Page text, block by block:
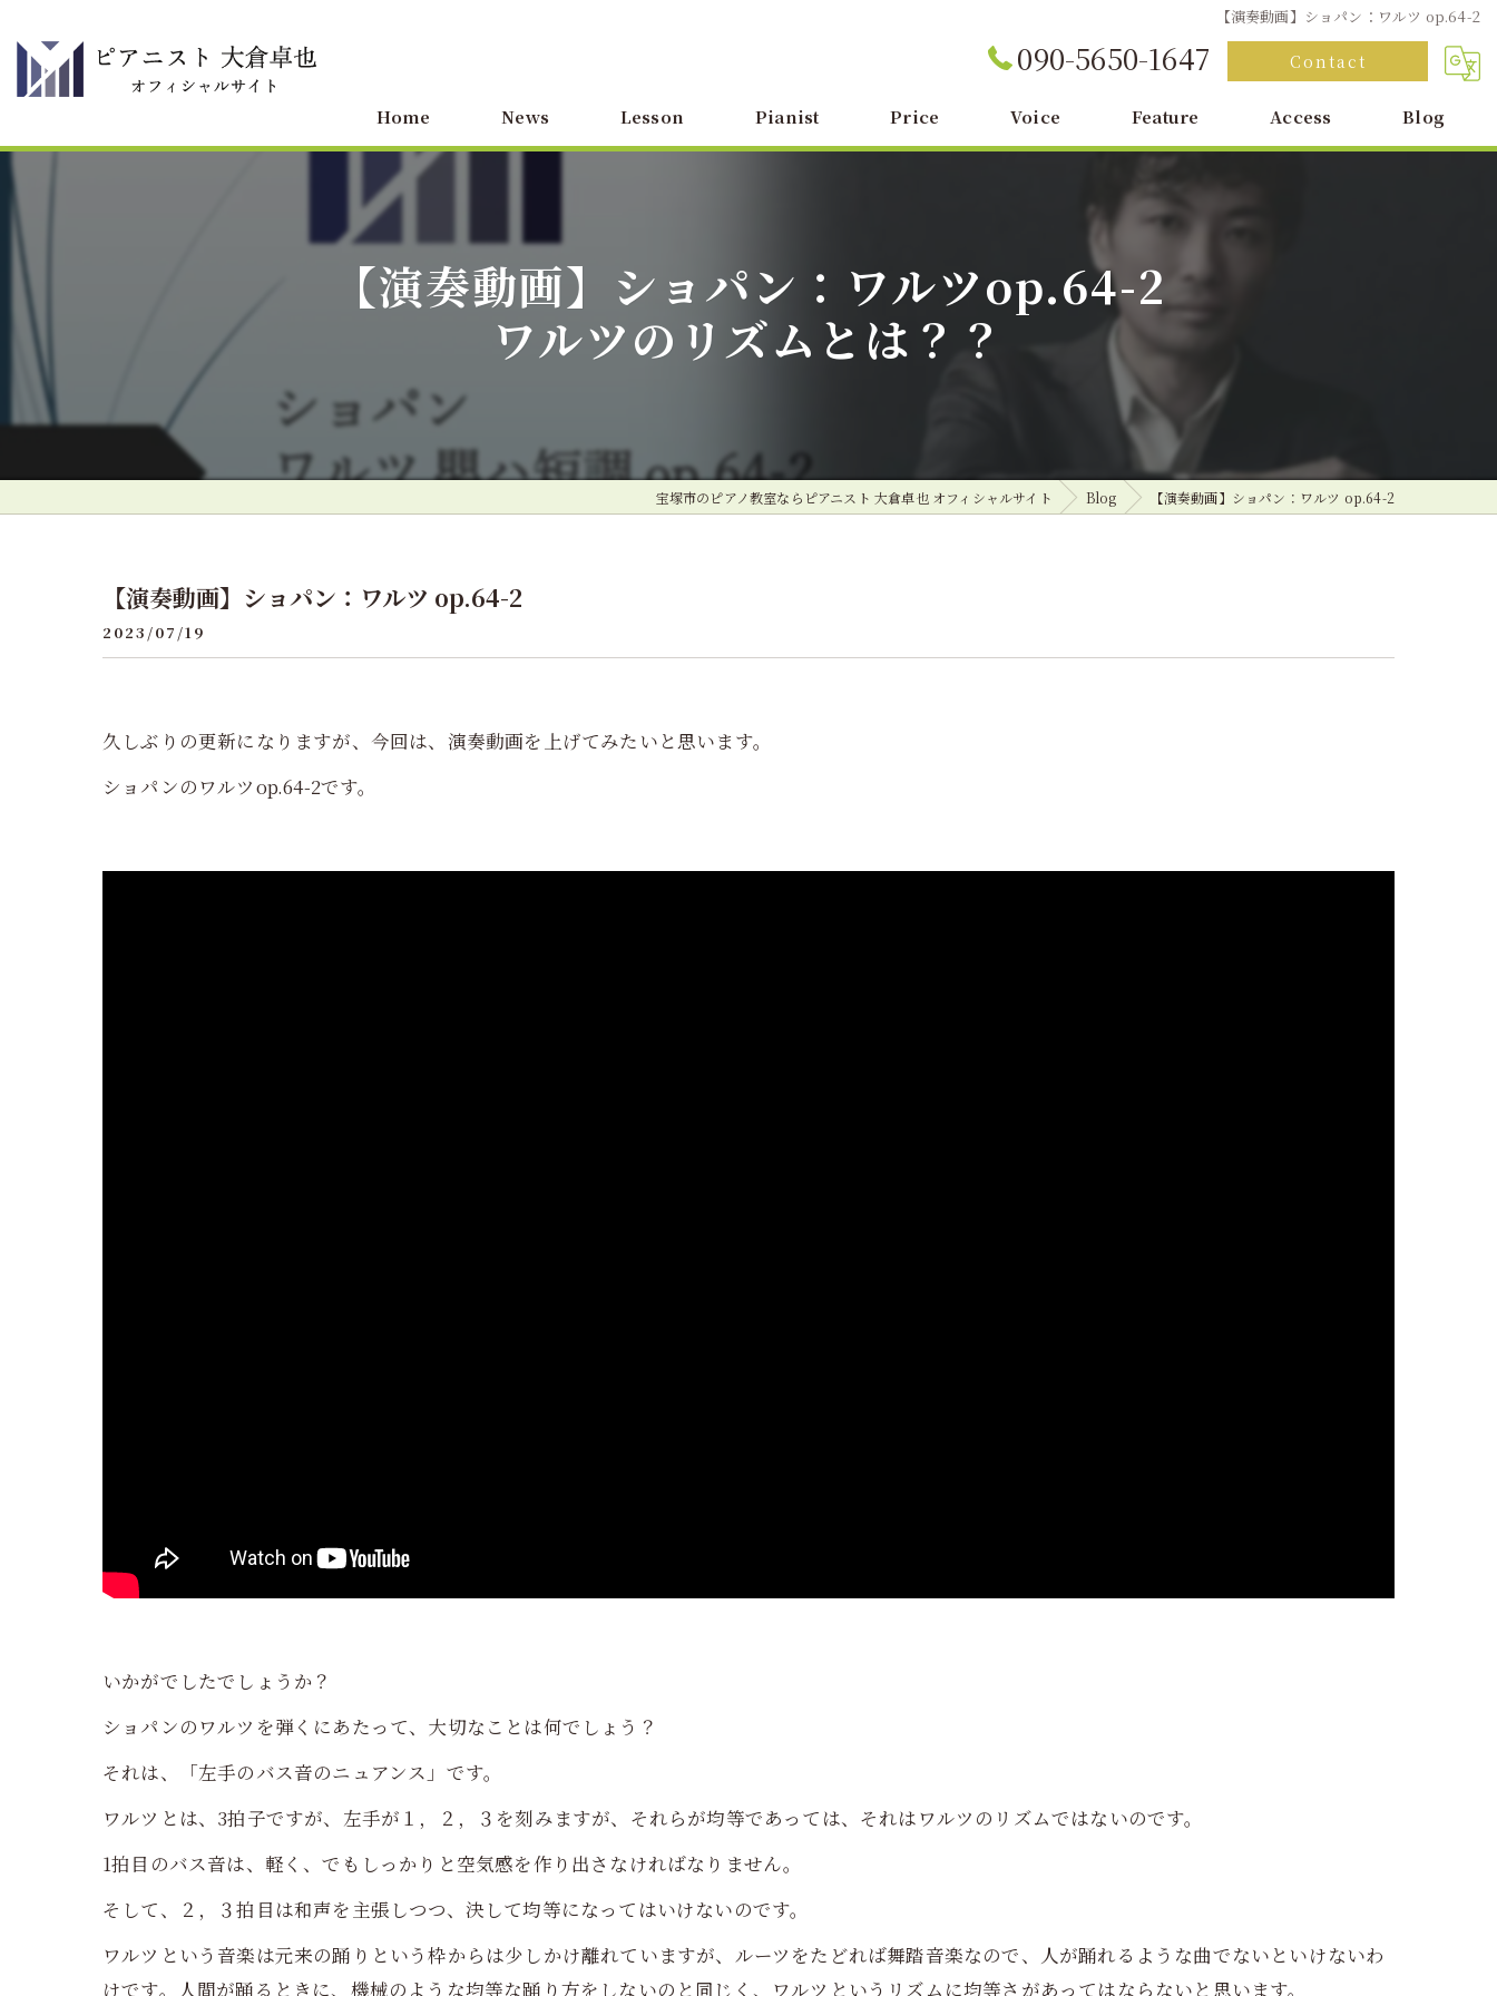
【演奏動画】ショパン：ワルツ op.64-2
090-5650-1647 Contact
Home News Lesson Pianist Price Voice Feature
レッスン
出張
大倉卓也
Access Blog
【演奏動画】ショパン：ワルツop.64-2
ワルツのリズムとは？？
宝塚市のピアノ教室ならピアニスト 大倉卓也 オフィシャルサイト Blog 【演奏動画】ショパン：ワルツ op.64-2
【演奏動画】ショパン：ワルツ op.64-2
2023/07/19
久しぶりの更新になりますが、今回は、演奏動画を上げてみたいと思います。
ショパンのワルツop.64-2です。
いかがでしたでしょうか？
ショパンのワルツを弾くにあたって、大切なことは何でしょう？
それは、「左手のバス音のニュアンス」です。
ワルツとは、3拍子ですが、左手が１，２，３を刻みますが、それらが均等であっては、それはワルツのリズムではないのです。
1拍目のバス音は、軽く、でもしっかりと空気感を作り出さなければなりません。
そして、２，３拍目は和声を主張しつつ、決して均等になってはいけないのです。
ワルツという音楽は元来の踊りという枠からは少しかけ離れていますが、ルーツをたどれば舞踏音楽なので、人が踊れるような曲でないといけないわ
けです。人間が踊るときに、機械のような均等な踊り方をしないのと同じく、ワルツというリズムに均等さがあってはならないと思います。